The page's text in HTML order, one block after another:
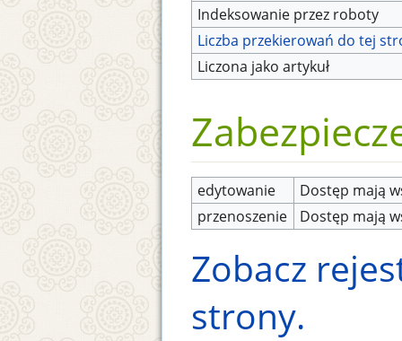
Indeksowanie przez roboty
Liczba przekierowań do tej
Liczona jako artykuł
edytowanie
Dostęp mają
przenoszenie
Dostęp mają
Zobacz
strony.